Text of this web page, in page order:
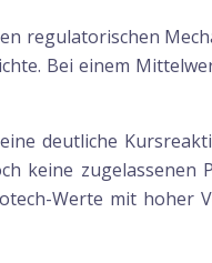
regulatorischen
Bei einem
deutliche
keine zugelassenen
Werte mit hoher